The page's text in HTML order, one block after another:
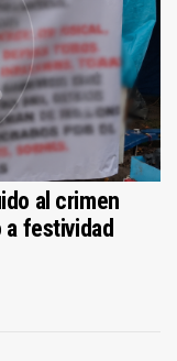
al crimen
festividad